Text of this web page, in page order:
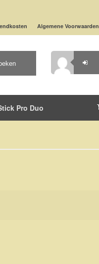
Algemene Voorwaarden
Pro Duo